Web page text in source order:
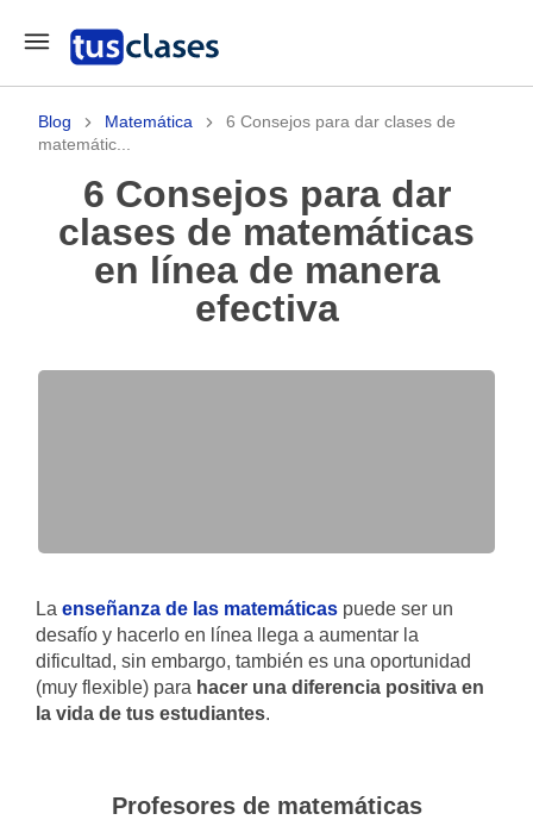
Blog Matemática
6 Consejos para dar clases de
matemátic...
6 Consejos para dar
clases de matemáticas
en línea de manera
efectiva
La enseñanza de las matemáticas puede ser un
desafío y hacerlo en línea llega a aumentar la
dificultad, sin embargo, también es una oportunidad
(muy flexible) para hacer una diferencia positiva en
la vida de tus estudiantes.
Profesores de matemáticas